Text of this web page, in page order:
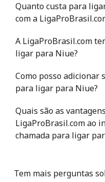
Quanto custa para
com a
A LigaProBrasil.com
ligar para Niue?
Como posso adicionar
para ligar para Niue?
Quais são as
LigaProBrasil.com ao
chamada para ligar
Tem mais perguntas